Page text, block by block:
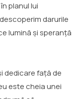
planul lui
darurile
lumină și speranță
dedicare față de
este cheia unei